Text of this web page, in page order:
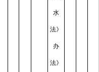
水
法》
办
法》